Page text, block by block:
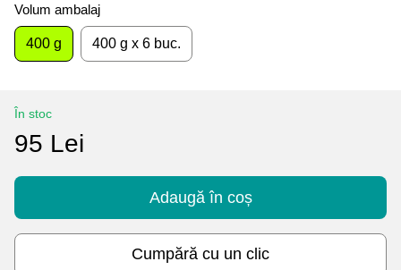
Volum ambalaj
400 g 400 g x 6 buc.
În stoc
95 Lei
Adaugă în coș
Cumpără cu un clic